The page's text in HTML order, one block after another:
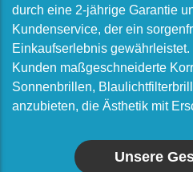
durch eine 2-jährige Garantie
Kundenservice, der ein
Einkaufserlebnis
Kunden maßgeschneiderte
Sonnenbrillen,
anzubieten, die Ästhetik mit
Unsere